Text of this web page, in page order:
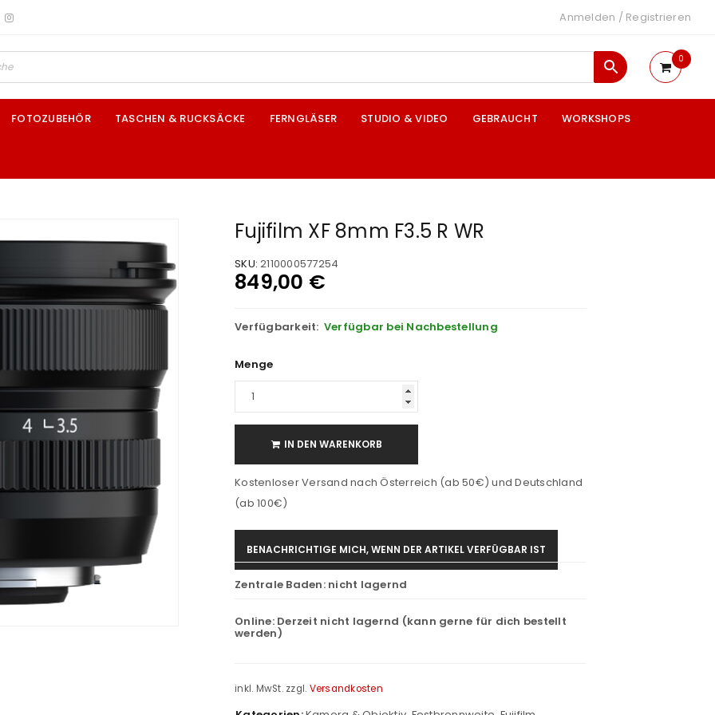
Anmelden / Registrieren
0
FOTOZUBEHÖR TASCHEN & RUCKSÄCKE FERNGLÄSER STUDIO & VIDEO GEBRAUCHT WORKSHOPS
Fujifilm XF 8mm F3.5 R WR
SKU: 2110000577254
849,00 €
Verfügbarkeit: Verfügbar bei Nachbestellung
Menge
IN DEN WARENKORB
Kostenloser Versand nach Österreich (ab 50€) und Deutschland
(ab 100€)
BENACHRICHTIGE MICH, WENN DER ARTIKEL VERFÜGBAR IST
Zentrale Baden: nicht lagernd
Online: Derzeit nicht lagernd (kann gerne für dich bestellt
werden)
inkl. MwSt. zzgl. Versandkosten